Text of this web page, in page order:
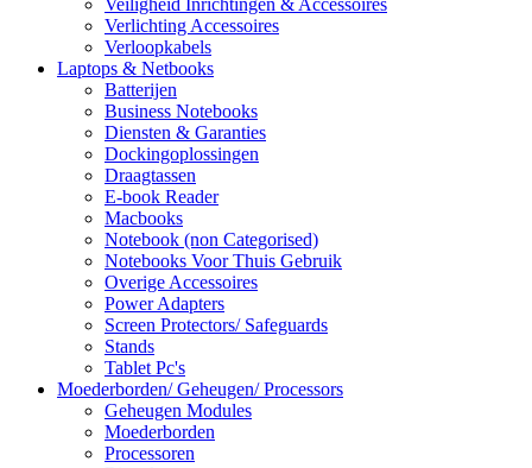
Veiligheid Inrichtingen & Accessoires
Verlichting Accessoires
Verloopkabels
Laptops & Netbooks
Batterijen
Business Notebooks
Diensten & Garanties
Dockingoplossingen
Draagtassen
E-book Reader
Macbooks
Notebook (non Categorised)
Notebooks Voor Thuis Gebruik
Overige Accessoires
Power Adapters
Screen Protectors/ Safeguards
Stands
Tablet Pc's
Moederborden/ Geheugen/ Processors
Geheugen Modules
Moederborden
Processoren